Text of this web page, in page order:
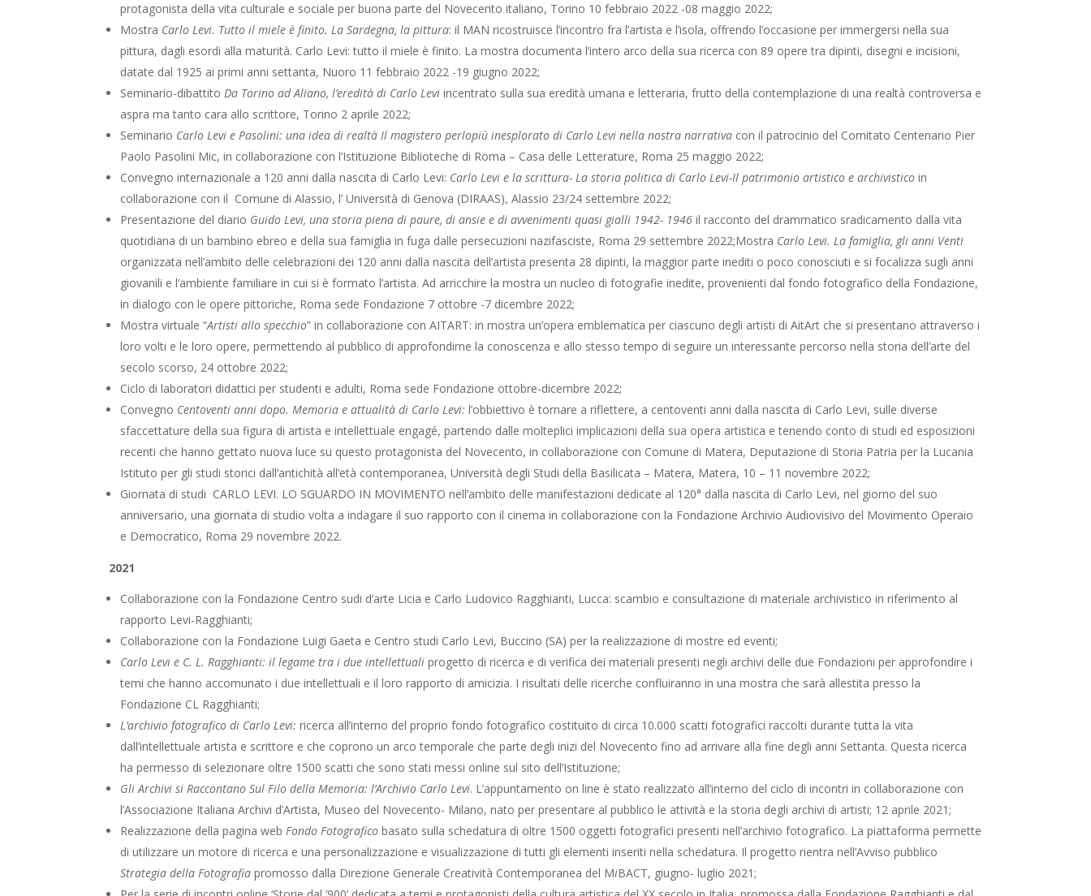
protagonista della vita culturale e sociale per buona parte del Novecento italiano, Torino 10 febbraio 2022 -08 maggio 2022;
Mostra Carlo Levi. Tutto il miele è finito. La Sardegna, la pittura: il MAN ricostruisce l’incontro fra l’artista e l’isola, offrendo l’occasione per immergersi nella sua
pittura, dagli esordi alla maturità. Carlo Levi: tutto il miele è finito. La mostra documenta l’intero arco della sua ricerca con 89 opere tra dipinti, disegni e incisioni,
datate dal 1925 ai primi anni settanta, Nuoro 11 febbraio 2022 -19 giugno 2022;
Seminario-dibattitoDa Torino ad Aliano, l’eredità di Carlo Levi incentrato sulla sua eredità umana e letteraria, frutto della contemplazione di una realtà controversa e
aspra ma tanto cara allo scrittore, Torino 2 aprile 2022;
Seminario Carlo Levi e Pasolini: una idea di realtà Il magistero perlopiù inesplorato di Carlo Levi nella nostra narrativa con il patrocinio del Comitato Centenario Pier
Paolo Pasolini Mic, in collaborazione con l’Istituzione Biblioteche di Roma – Casa delle Letterature, Roma 25 maggio 2022;
Convegno internazionale a 120 anni dalla nascita di Carlo Levi: Carlo Levi e la scrittura- La storia politica di Carlo Levi-Il patrimonio artistico e archivistico in
collaborazione con il Comune di Alassio, l’ Università di Genova (DIRAAS), Alassio 23/24 settembre 2022;
Presentazione del diario Guido Levi, una storia piena di paure, di ansie e di avvenimenti quasi gialli 1942- 1946il racconto del drammatico sradicamento dalla vita
quotidiana di un bambino ebreo e della sua famiglia in fuga dalle persecuzioni nazifasciste, Roma 29 settembre 2022;Mostra Carlo Levi. La famiglia, gli anni Venti
organizzata nell’ambito delle celebrazioni dei 120 anni dalla nascita dell’artista presenta 28 dipinti, la maggior parte inediti o poco conosciuti e si focalizza sugli anni
giovanili e l’ambiente familiare in cui si è formato l’artista. Ad arricchire la mostra un nucleo di fotografie inedite, provenienti dal fondo fotografico della Fondazione,
in dialogo con le opere pittoriche, Roma sede Fondazione 7 ottobre -7 dicembre 2022;
Mostra virtuale “Artisti allo specchio” in collaborazione con AITART: inmostra un’opera emblematica per ciascuno degli artisti di AitArt che si presentano attraverso i
loro volti e le loro opere, permettendo al pubblico di approfondirne la conoscenza e allo stesso tempo di seguire un interessante percorso nella storia dell’arte del
secolo scorso, 24 ottobre 2022;
Ciclo di laboratori didattici per studenti e adulti, Roma sede Fondazione ottobre-dicembre 2022;
Convegno Centoventi anni dopo. Memoria e attualità di Carlo Levi:l’obbiettivo è tornare a riflettere, a centoventi anni dalla nascita di Carlo Levi, sulle diverse
sfaccettature della sua figura di artista e intellettuale engagé, partendo dalle molteplici implicazioni della sua opera artistica e tenendo conto di studi ed esposizioni
recenti che hanno gettato nuova luce su questo protagonista del Novecento, in collaborazione con Comune di Matera, Deputazione di Storia Patria per la Lucania
Istituto per gli studi storici dall’antichità all’età contemporanea, Università degli Studi della Basilicata – Matera, Matera, 10 – 11 novembre 2022;
Giornata di studi CARLO LEVI. LO SGUARDO IN MOVIMENTO nell’ambito delle manifestazioni dedicate al 120° dalla nascita di Carlo Levi, nel giorno del suo
anniversario, una giornata di studio volta a indagare il suo rapporto con il cinema in collaborazione con la Fondazione Archivio Audiovisivo del Movimento Operaio
e Democratico, Roma 29 novembre 2022.
2021
Collaborazione con la Fondazione Centro sudi d’arte Licia e Carlo Ludovico Ragghianti, Lucca: scambio e consultazione di materiale archivistico in riferimento al
rapporto Levi-Ragghianti;
Collaborazione con la Fondazione Luigi Gaeta e Centro studi Carlo Levi, Buccino (SA) per la realizzazione di mostre ed eventi;
Carlo Levi e C. L. Ragghianti: il legame tra i due intellettualiprogetto di ricerca e di verifica dei materiali presenti negli archivi delle due Fondazioni per approfondire i
temi che hanno accomunato i due intellettuali e il loro rapporto di amicizia. I risultati delle ricerche confluiranno in una mostra che sarà allestita presso la
Fondazione CL Ragghianti;
L’archivio fotografico di Carlo Levi:ricerca all’interno del proprio fondo fotografico costituito di circa 10.000 scatti fotografici raccolti durante tutta la vita
dall’intellettuale artista e scrittore e che coprono un arco temporale che parte degli inizi del Novecento fino ad arrivare alla fine degli anni Settanta. Questa ricerca
ha permesso di selezionare oltre 1500 scatti che sono stati messi online sul sito dell’Istituzione;
Gli Archivi si Raccontano Sul Filo della Memoria: l’Archivio Carlo Levi. L’appuntamento on line è stato realizzato all’interno del ciclo di incontri in collaborazione con
l’Associazione Italiana Archivi d’Artista, Museo del Novecento- Milano, nato per presentare al pubblico le attività e la storia degli archivi di artisti; 12 aprile 2021;
Realizzazione della pagina webFondo Fotografico basato sulla schedatura di oltre 1500 oggetti fotografici presenti nell’archivio fotografico. La piattaforma permette
di utilizzare un motore di ricerca e una personalizzazione e visualizzazione di tutti gli elementi inseriti nella schedatura. Il progetto rientra nell’Avviso pubblico
Strategia della Fotografia promosso dalla Direzione Generale Creatività Contemporanea del MiBACT, giugno- luglio 2021;